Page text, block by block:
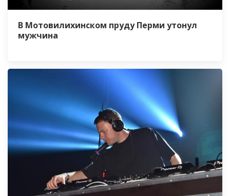
В Мотовилихинском пруду Перми утонул
мужчина